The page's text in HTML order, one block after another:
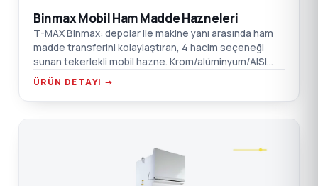
Binmax Mobil Ham Madde Hazneleri
T-MAX Binmax: depolar ile makine yanı arasında ham
madde transferini kolaylaştıran, 4 hacim seçeneği
sunan tekerlekli mobil hazne. Krom/alüminyum/AISI
304 SST seçenekleri.
ÜRÜN DETAYI →